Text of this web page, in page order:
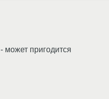
- может пригодится